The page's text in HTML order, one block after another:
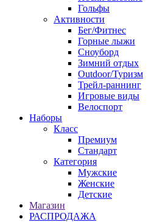
Гольфы
Активности
Бег/Фитнес
Горные лыжи
Сноуборд
Зимний отдых
Outdoor/Туризм
Трейл-раннинг
Игровые виды
Велоспорт
Наборы
Класс
Премиум
Стандарт
Категория
Мужские
Женские
Детские
Магазин
РАСПРОДАЖА